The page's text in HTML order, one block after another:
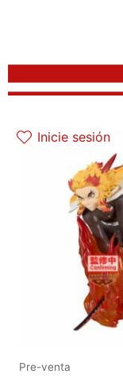
Inicie sesión
Pre-venta